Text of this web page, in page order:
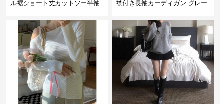
ル裾ショート丈カットソー半袖
襟付き長袖カーディガン グレー